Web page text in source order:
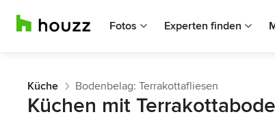
Fotos Experten finden
Küche Bodenbelag: Terrakottafliesen
Küchen mit